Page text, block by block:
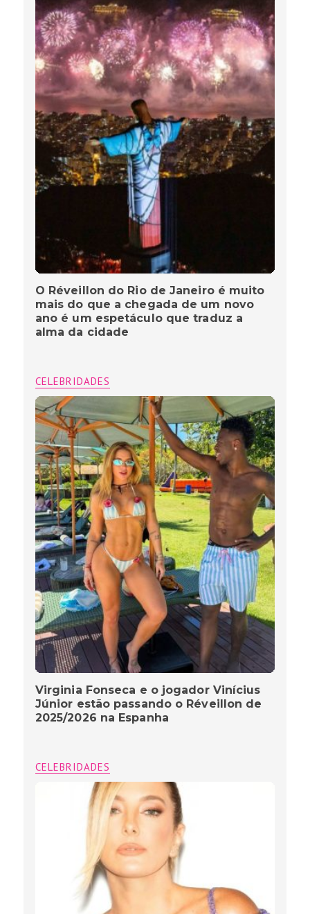
O Réveillon do Rio de Janeiro é muito
mais do que a chegada de um novo
ano é um espetáculo que traduz a
alma da cidade
CELEBRIDADES
Virginia Fonseca e o jogador Vinícius
Júnior estão passando o Réveillon de
2025/2026 na Espanha
CELEBRIDADES